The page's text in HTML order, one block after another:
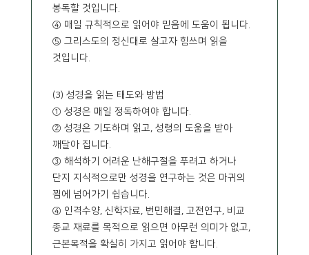
봉독할 것입니다.
④ 매일 규칙적으로 읽어야 믿음에 도움이 됩니다.
⑤ 그리스도의 정신대로 살고자 힘쓰며 읽을
것입니다.
(3) 성경을 읽는 태도와 방법
① 성경은 매일 정독하여야 합니다.
② 성경은 기도하며 읽고, 성령의 도움을 받아
깨달아 집니다.
③ 해석하기 어려운 난해구절을 푸려고 하거나
단지 지식적으로만 성경을 연구하는 것은 마귀의
꾐에 넘어가기 쉽습니다.
④ 인격수양, 신학자료, 번민해결, 고전연구, 비교
종교 재료를 목적으로 읽으면 아무런 의미가 없고,
근본목적을 확실히 가지고 읽어야 합니다.